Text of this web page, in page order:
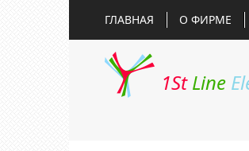
ГЛАВНАЯ О ФИРМЕ
1St Line